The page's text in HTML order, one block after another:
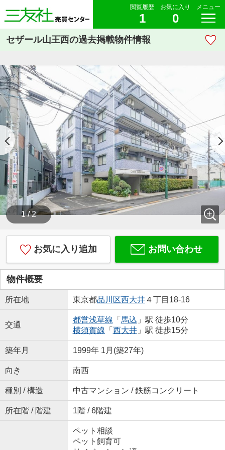
閲覧履歴
1
お気に入り
0
メニュー
セザール山王西の過去掲載物件情報
1 / 2
お気に入り追加 お問い合わせ
物件概要
所在地 東京都品川区西大井４丁目18-16
交通
都営浅草線 「 馬込 」駅 徒歩10分
横須賀線 「 西大井」駅 徒歩15分
築年月 1999年 1月(築27年)
向き 南西
種別 / 構造 中古マンション / 鉄筋コンクリート
所在階 / 階建 1階 / 6階建
ペット相談
ペット飼育可